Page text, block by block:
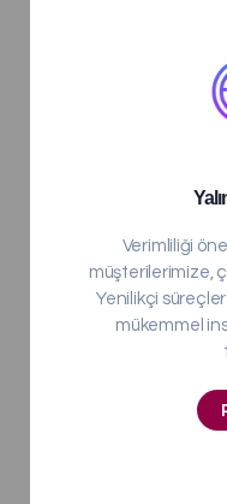
Verimliliği
müşterilerimize,
Yenilikçi
mükemmel